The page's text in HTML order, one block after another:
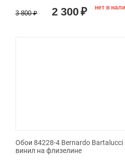
3 800 ₽ 2 300₽ нет в
Обои 84228-4 Bernardo
винил на флизелине